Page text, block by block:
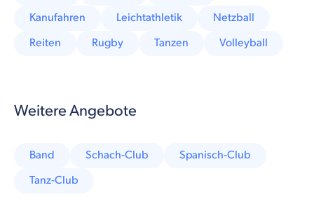
Kanufahren
Leichtathletik
Netzball
Reiten
Rugby Tanzen Volleyball
Weitere Angebote
Band Schach-Club
Spanisch-Club
Tanz-Club